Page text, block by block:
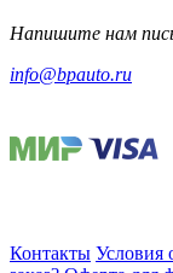
Напишите нам
info@bpauto.ru
Контакты Условия